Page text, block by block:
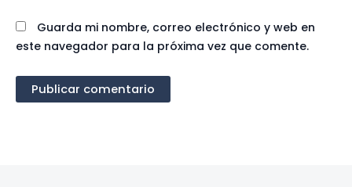
Guarda mi nombre, correo electrónico y web en
este navegador para la próxima vez que comente.